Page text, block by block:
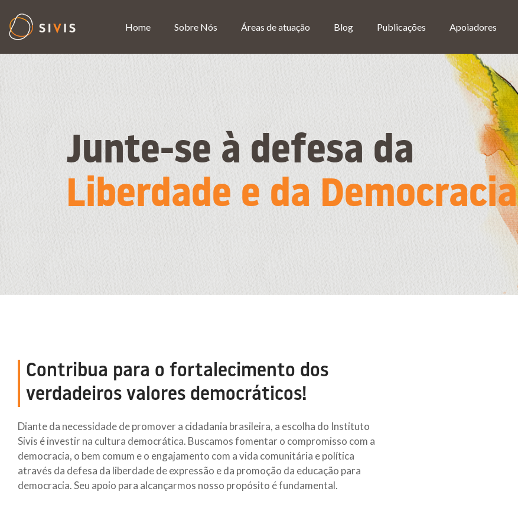
Home Sobre Nós Áreas de atuação Blog Publicações Apoiadores
Junte-se à defesa da
Liberdade e da Democracia
Contribua para o fortalecimento dos
verdadeiros valores democráticos!
Diante da necessidade de promover a cidadania brasileira, a escolha do Instituto
Sivis é investir na cultura democrática. Buscamos fomentar o compromisso com a
democracia, o bem comum e o engajamento com a vida comunitária e política
através da defesa da liberdade de expressão e da promoção da educação para
democracia. Seu apoio para alcançarmos nosso propósito é fundamental.